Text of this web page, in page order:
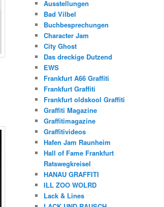
Ausstellungen
Bad Vilbel
Buchbesprechungen
Character Jam
City Ghost
Das dreckige Dutzend
EWS
Frankfurt A66 Graffiti
Frankfurt Graffiti
Frankfurt oldskool Graffiti
Graffiti Magazine
Graffitimagazine
Graffitivideos
Hafen Jam Raunheim
Hall of Fame Frankfurt
Ratswegkreisel
HANAU GRAFFITI
ILL ZOO WOLRD
Lack & Lines